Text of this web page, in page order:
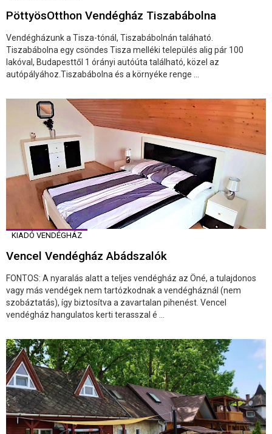
PöttyösOtthon Vendégház Tiszabábolna
Vendégházunk a Tisza-tónál, Tiszabábolnán taláható.
Tiszabábolna egy csöndes Tisza melléki település alig pár 100
lakóval, Budapesttől 1 órányi autóúta található, közel az
autópályához.Tiszabábolna és a környéke renge ...
KIADÓ VENDÉGHÁZ
Vencel Vendégház Abádszalók
FONTOS: A nyaralás alatt a teljes vendégház az Öné, a tulajdonos
vagy más vendégek nem tartózkodnak a vendégháznál (nem
szobáztatás), így biztosítva a zavartalan pihenést. Vencel
vendégház hangulatos kerti terasszal é ...